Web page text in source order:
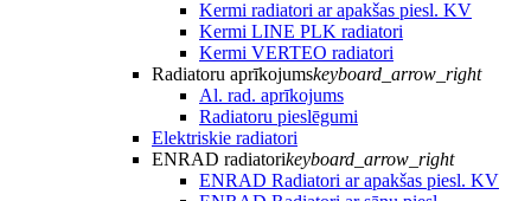
Kermi radiatori ar apakšas piesl. KV
Kermi LINE PLK radiatori
Kermi VERTEO radiatori
Radiatoru aprīkojumskeyboard_arrow_right
Al. rad. aprīkojums
Radiatoru pieslēgumi
Elektriskie radiatori
ENRAD radiatorikeyboard_arrow_right
ENRAD Radiatori ar apakšas piesl. KV